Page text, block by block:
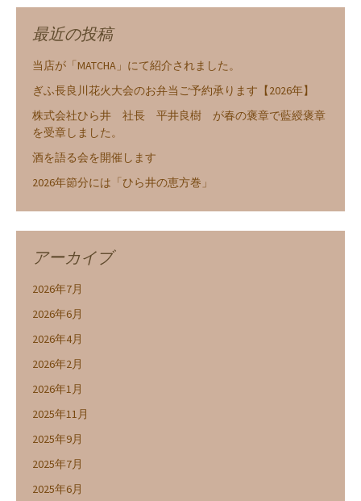
最近の投稿
当店が「MATCHA」にて紹介されました。
ぎふ長良川花火大会のお弁当ご予約承ります【2026年】
株式会社ひら井 社長 平井良樹 が春の褒章で藍綬褒章
を受章しました。
酒を語る会を開催します
2026年節分には「ひら井の恵方巻」
アーカイブ
2026年7月
2026年6月
2026年4月
2026年2月
2026年1月
2025年11月
2025年9月
2025年7月
2025年6月